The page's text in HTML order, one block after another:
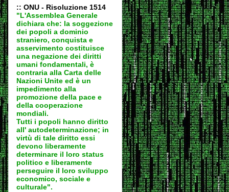
:: ONU - Risoluzione 1514
"L'Assemblea Generale
dichiara che: la soggezione
dei popoli a dominio
straniero, conquista e
asservimento costituisce
una negazione dei diritti
umani fondamentali, è
contraria alla Carta delle
Nazioni Unite ed è un
impedimento alla
promozione della pace e
della cooperazione
mondiali.
Tutti i popoli hanno diritto
all' autodeterminazione; in
virtù di tale diritto essi
devono liberamente
determinare il loro status
politico e liberamente
perseguire il loro sviluppo
economico, sociale e
culturale".